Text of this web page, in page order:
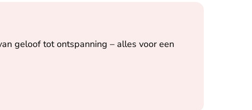
geloof tot ontspanning – alles voor een